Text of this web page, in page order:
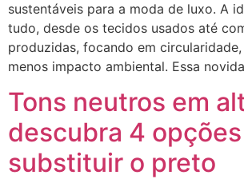
sustentáveis para a moda de luxo. A
tudo, desde os tecidos usados até
produzidas, focando em
menos impacto ambiental. Essa
Tons neutros em
descubra 4
substituir o preto